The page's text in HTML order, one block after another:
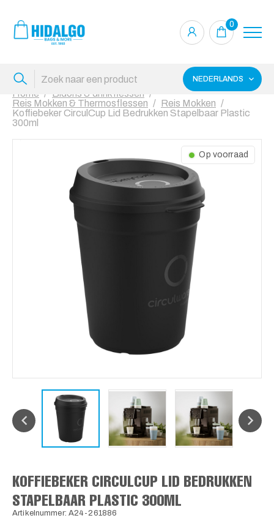
0
NEDERLANDS
Home
Bidons & drinkflessen
Reis Mokken & Thermosflessen
Reis Mokken
Koffiebeker CirculCup Lid Bedrukken Stapelbaar Plastic
300ml
Op voorraad
KOFFIEBEKER CIRCULCUP LID BEDRUKKEN
STAPELBAAR PLASTIC 300ML
Artikelnummer: A24-261886